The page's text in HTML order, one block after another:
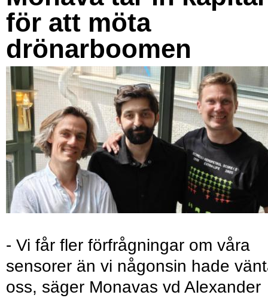
för att möta
drönarboomen
- Vi får fler förfrågningar om våra
sensorer än vi någonsin hade
oss, säger Monavas vd Alexander